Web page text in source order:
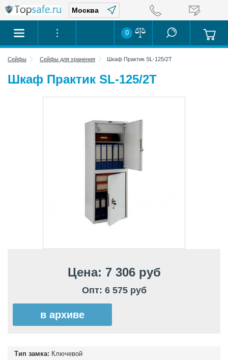
0
Сейфы Сейфы для хранения Шкаф Практик SL-125/2Т
Шкаф Практик SL-125/2Т
Цена: 7 306 руб
Опт: 6 575 руб
в архиве
Тип замка: Ключевой